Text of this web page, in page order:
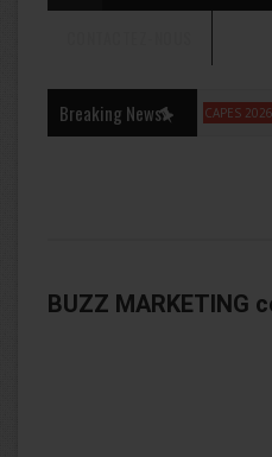
Breaking NewsCAPES 2026
BUZZ MARKETING